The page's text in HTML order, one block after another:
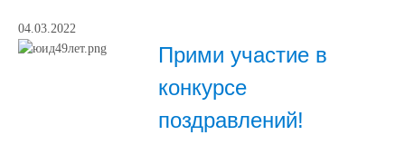
04.03.2022
Прими участие в
конкурсе
поздравлений!